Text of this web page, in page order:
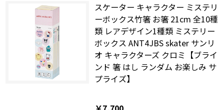
スケーター キャラクター ミステリ
ーボックス竹箸 お箸 21cm 全10種
類 レアデザイン1種類 ミステリー
ボックス ANT4JBS skater サンリ
オ キャラクターズ クロミ【ブライ
ンド 箸 はし ランダム お楽しみ サ
プライズ】